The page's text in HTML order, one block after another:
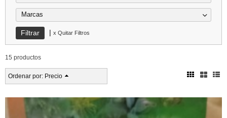
Marcas
| x Quitar Filtros
15 productos
Ordenar por: Precio